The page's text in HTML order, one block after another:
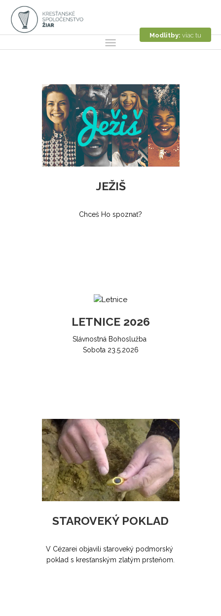
Modlitby: viac tu
JEŽIŠ
Chceš Ho spoznať?
LETNICE 2026
Slávnostná Bohoslužba
Sobota 23.5.2026
STAROVEKÝ POKLAD
V Cézarei objavili staroveký podmorský
poklad s kresťanským zlatým prsteňom.